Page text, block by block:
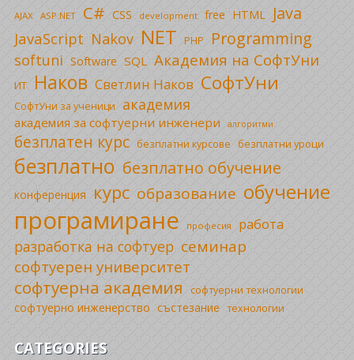
AJAX ASP.NET C# CSS development free HTML Java
JavaScript Nakov NET PHP Programming
softuni Software SQL Академия на СофтУни
ИТ Наков Светлин Наков СофтУни
СофтУни за ученици академия
академия за софтуерни инженери алгоритми
безплатен курс безплатни курсове безплатни уроци
безплатно безплатно обучение
конференция курс образование обучение
програмиране професия работа
разработка на софтуер семинар
софтуерен университет
софтуерна академия софтуерни технологии
софтуерно инженерство състезание технологии
CATEGORIES